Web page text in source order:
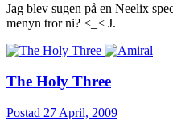
Jag blev sugen på en Neelix
menyn tror ni? <_< J.
The Holy Three
Postad 27 April, 2009